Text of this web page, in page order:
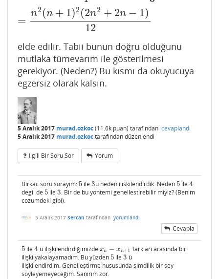
=
n2 (n + 1)2 (2n2 + 2n − 1)
12
elde edilir. Tabii bunun doğru olduğunu
mutlaka tümevarım ile gösterilmesi
gerekiyor. (Neden?) Bu kısmı da okuyucuya
egzersiz olarak kalsın.
5 Aralık 2017 murad.ozkoc(11.6k puan) tarafından cevaplandı
5 Aralık 2017 murad.ozkoctarafındandüzenlendi
Ilgili Bir Soru Sor Yorum
Birkac soru sorayim:5
5 ile3
3u neden iliskilendirdik. Neden5
5ile 4
4
degil de 5
5 ile3
3. Bir de bu yontemi genellestirebilir miyiz? (Benim
cozumdeki gibi).
5 Aralık 2017 Sercan tarafından yorumlandı
Cevapla
5
5 ile4
4 ü ilişkilendirdiğimizde xn − xn+1
xn− xn +1
farkları arasında bir
ilişki yakalayamadım. Bu yüzden5
5 ile3
3 ü
ilişkilendirdim. Genelleştirme hususunda şimdilik bir şey
söyleyemeyeceğim. Sanırım zor.